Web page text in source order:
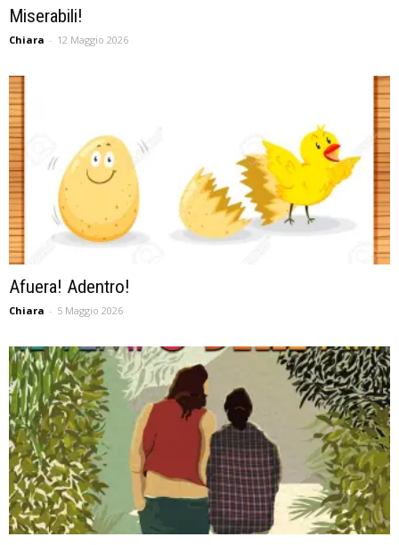
Miserabili!
Chiara - 12 Maggio 2026
Afuera! Adentro!
Chiara - 5 Maggio 2026